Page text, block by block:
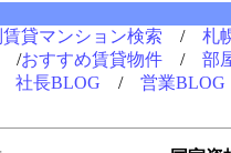
貸マンション検索 / 札
/おすすめ賃貸物件 / 部
社長BLOG / 営業BLOG